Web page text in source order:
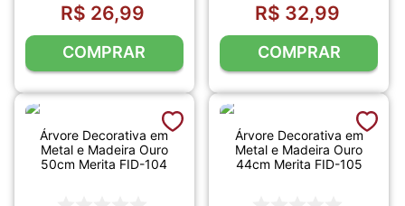
R$ 26,99
COMPRAR
R$ 32,99
COMPRAR
Árvore Decorativa em
Metal e Madeira Ouro
50cm Merita FID-104
Árvore Decorativa em
Metal e Madeira Ouro
44cm Merita FID-105